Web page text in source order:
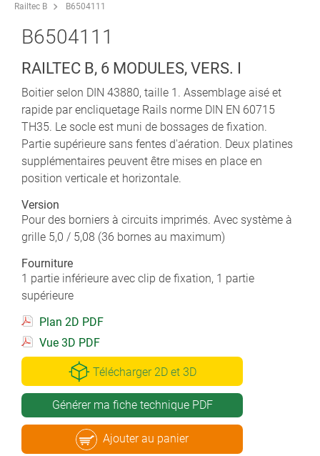
Railtec B
B6504111
B6504111
RAILTEC B, 6 MODULES, VERS. I
Boitier selon DIN 43880, taille 1. Assemblage aisé et
rapide par encliquetage Rails norme DIN EN 60715
TH35. Le socle est muni de bossages de fixation.
Partie supérieure sans fentes d'aération. Deux platines
supplémentaires peuvent être mises en place en
position verticale et horizontale.
Version
Pour des borniers à circuits imprimés. Avec système à
grille 5,0 / 5,08 (36 bornes au maximum)
Fourniture
1 partie inférieure avec clip de fixation, 1 partie
supérieure
Plan 2D PDF
Vue 3D PDF
Télécharger 2D et 3D
Générer ma fiche technique PDF
Ajouter au panier